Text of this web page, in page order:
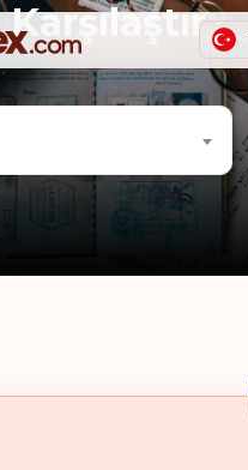
Karşılaştır